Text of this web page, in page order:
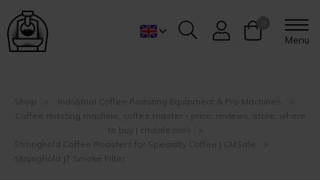
Menu
Shop
Industrial Coffee Roasting Equipment & Pro Machines
Coffee roasting machine, coffee roaster - price, reviews, store, where
to buy | cmsale.com
Stronghold Coffee Roasters for Specialty Coffee | CMSale
Stronghold J7 Smoke Filter